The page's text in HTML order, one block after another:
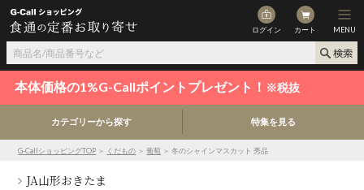
ログイン カート MENU
本体価格の1%G-Callポイントプレゼント！ ※税抜
カテゴリーから探す 特集を見る
G-CallショッピングTOP ＞ くだもの ＞葡萄 ＞ 冬のシャインマスカット 秀品
JA山形おきたま